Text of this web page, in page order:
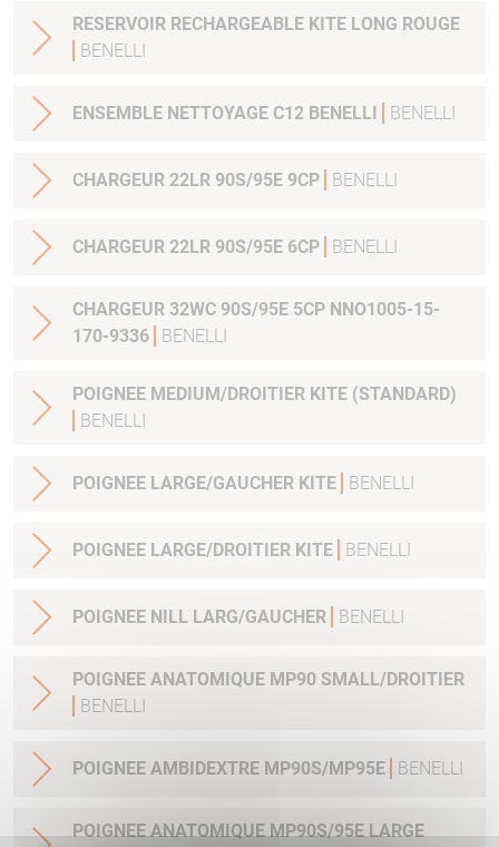
RESERVOIR RECHARGEABLE KITE LONG ROUGE
BENELLI
ENSEMBLE NETTOYAGE C12 BENELLI BENELLI
CHARGEUR 22LR 90S/95E 9CP BENELLI
CHARGEUR 22LR 90S/95E 6CP BENELLI
CHARGEUR 32WC 90S/95E 5CP NNO1005-15-
170-9336
BENELLI
POIGNEE MEDIUM/DROITIER KITE (STANDARD)
BENELLI
POIGNEE LARGE/GAUCHER KITE BENELLI
POIGNEE LARGE/DROITIER KITE BENELLI
POIGNEE NILL LARG/GAUCHER BENELLI
POIGNEE ANATOMIQUE MP90 SMALL/DROITIER
BENELLI
POIGNEE AMBIDEXTRE MP90S/MP95E BENELLI
POIGNEE ANATOMIQUE MP90S/95E LARGE